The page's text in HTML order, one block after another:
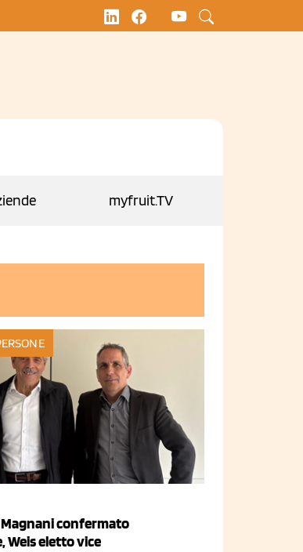
myfruit.TV
confermato
Weis eletto vice